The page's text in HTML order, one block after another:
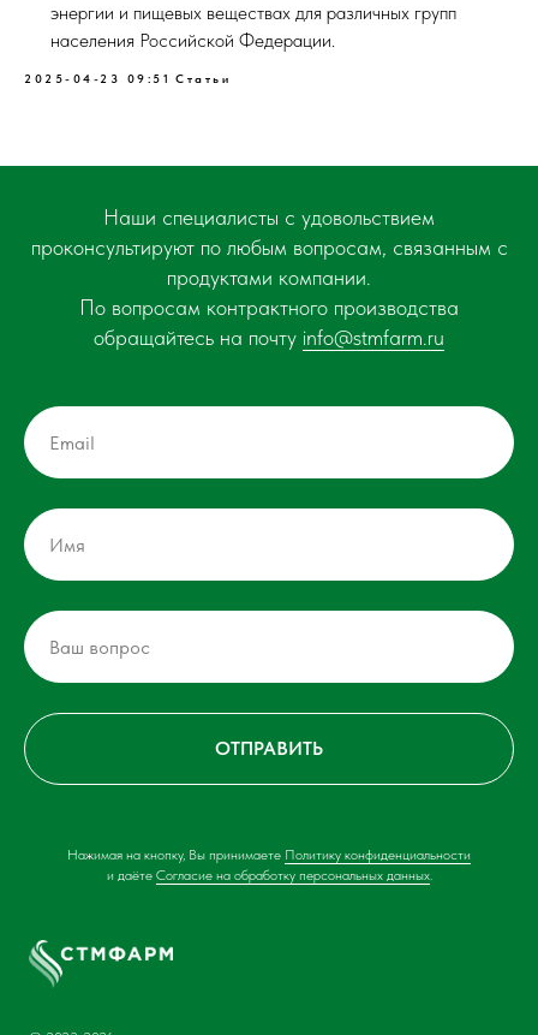
энергии и пищевых веществах для различных групп
населения Российской Федерации.
2025-04-23 09:51 Статьи
Наши специалисты с удовольствием
проконсультируют по любым вопросам, связанным с
продуктами компании.
По вопросам контрактного производства
обращайтесь на почту info@stmfarm.ru
ОТПРАВИТЬ
Нажимая на кнопку, Вы принимаете Политику конфиденциальности
и даёте Согласие на обработку персональных данных.